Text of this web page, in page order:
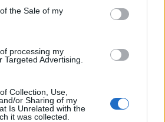
the Sale of my
processing my
Targeted Advertising.
Collection, Use,
or Sharing of my
Is Unrelated with the
it was collected.
con lo scudo dai colpi che
e riportandolo tra gli agenti
fare la stessa fine
pelle dei poliziotti